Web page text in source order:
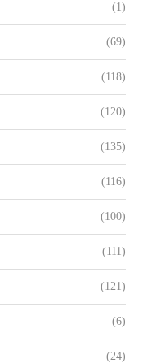
(1)
(69)
(118)
(120)
(135)
(116)
(100)
(111)
(121)
(6)
(24)